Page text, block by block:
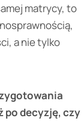
matrycy, to
a nie tylko
po decyzję, czy